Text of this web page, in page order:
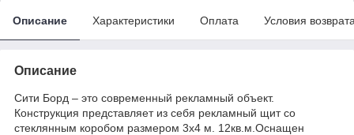
Описание Характеристики Оплата Условия
Описание
Сити Борд – это современный рекламный объект.
Конструкция представляет из себя рекламный щит со
стеклянным коробом размером 3х4 м. 12кв.м.Оснащен